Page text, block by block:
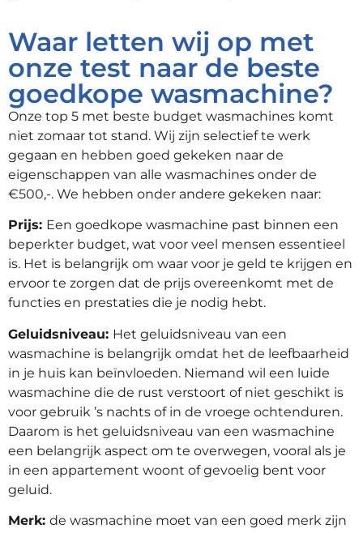
Waar letten wij op met
onze test naar de beste
goedkope wasmachine?
Onze top 5 met beste budget wasmachines komt
niet zomaar tot stand. Wij zijn selectief te werk
gegaan en hebben goed gekeken naar de
eigenschappen van alle wasmachines onder de
€500,-. We hebben onder andere gekeken naar:
Prijs: Een goedkope wasmachine past binnen een
beperkter budget, wat voor veel mensen essentieel
is. Het is belangrijk om waar voor je geld te krijgen en
ervoor te zorgen dat de prijs overeenkomt met de
functies en prestaties die je nodig hebt.
Geluidsniveau: Het geluidsniveau van een
wasmachine is belangrijk omdat het de leefbaarheid
in je huis kan beïnvloeden. Niemand wil een luide
wasmachine die de rust verstoort of niet geschikt is
voor gebruik ’s nachts of in de vroege ochtenduren.
Daarom is het geluidsniveau van een wasmachine
een belangrijk aspect om te overwegen, vooral als je
in een appartement woont of gevoelig bent voor
geluid.
Merk: de wasmachine moet van een goed merk zijn